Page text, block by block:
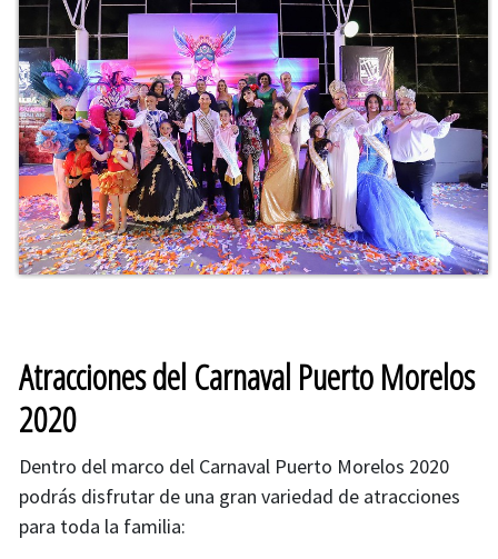
Atracciones del Carnaval Puerto Morelos
2020
Dentro del marco del Carnaval Puerto Morelos 2020
podrás disfrutar de una gran variedad de atracciones
para toda la familia: